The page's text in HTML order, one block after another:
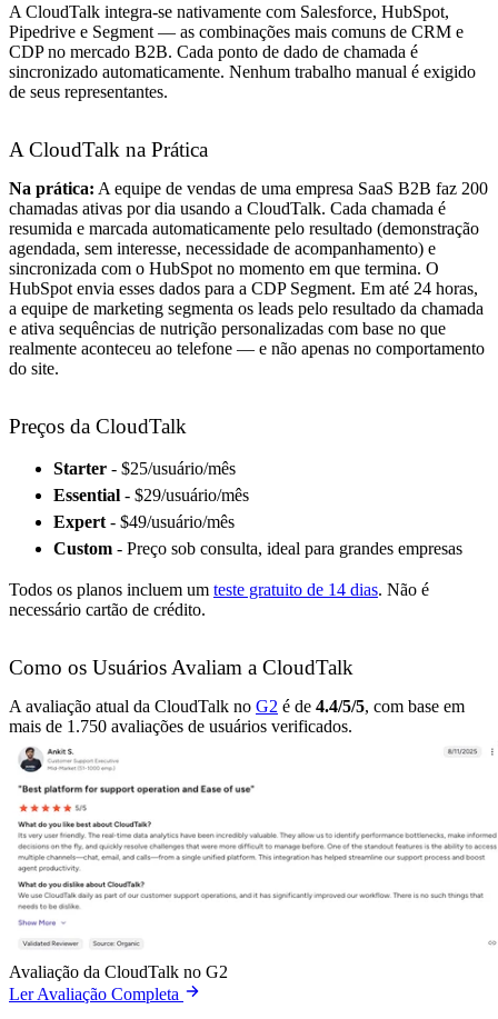
A CloudTalk integra-se nativamente com Salesforce, HubSpot,
Pipedrive e Segment — as combinações mais comuns de CRM e
CDP no mercado B2B. Cada ponto de dado de chamada é
sincronizado automaticamente. Nenhum trabalho manual é exigido
de seus representantes.
A CloudTalk na Prática
Na prática: A equipe de vendas de uma empresa SaaS B2B faz 200
chamadas ativas por dia usando a CloudTalk. Cada chamada é
resumida e marcada automaticamente pelo resultado (demonstração
agendada, sem interesse, necessidade de acompanhamento) e
sincronizada com o HubSpot no momento em que termina. O
HubSpot envia esses dados para a CDP Segment. Em até 24 horas,
a equipe de marketing segmenta os leads pelo resultado da chamada
e ativa sequências de nutrição personalizadas com base no que
realmente aconteceu ao telefone — e não apenas no comportamento
do site.
Preços da CloudTalk
Starter - $25/usuário/mês
Essential - $29/usuário/mês
Expert - $49/usuário/mês
Custom - Preço sob consulta, ideal para grandes empresas
Todos os planos incluem um teste gratuito de 14 dias. Não é
necessário cartão de crédito.
Como os Usuários Avaliam a CloudTalk
A avaliação atual da CloudTalk no G2 é de 4.4/5/5, com base em
mais de 1.750 avaliações de usuários verificados.
Avaliação da CloudTalk no G2
Ler Avaliação Completa